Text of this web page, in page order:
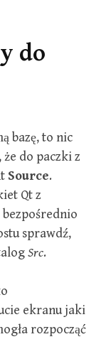
do
bazę, to nic
że do paczki z
Source.
Qt z
sprawdź,
Src.
ekranu jaki
rozpocząć